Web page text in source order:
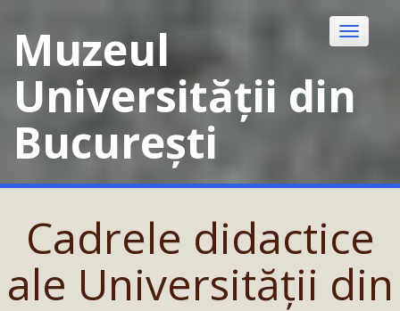
contentMuzeul
Universității din
București
Toggle
Cadrele didactice
ale Universității din